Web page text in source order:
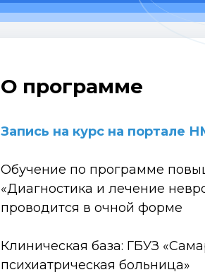
О программе
Запись на курс на портале
Обучение по программе
«Диагностика и лечение
проводится в очной форме
Клиническая база: ГБУЗ
психиатрическая больница»